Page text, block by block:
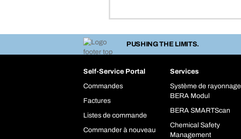
PUSHING THE LIMITS.
Self-Service Portal
Commandes
Factures
Listes de commande
Commander à nouveau
Services
Système de rayonnage
BERA Modul
BERA SMARTScan
Chemical Safety
Management